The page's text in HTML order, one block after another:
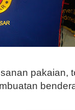
pakaian,